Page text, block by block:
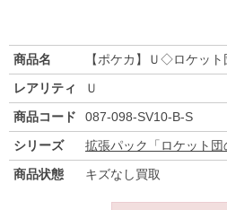
商品名
【ポケカ】Ｕ◇ロケッ
レアリティ
Ｕ
商品コード
087-098-SV10-B-S
シリーズ
拡張パック「ロケット団
商品状態
キズなし買取